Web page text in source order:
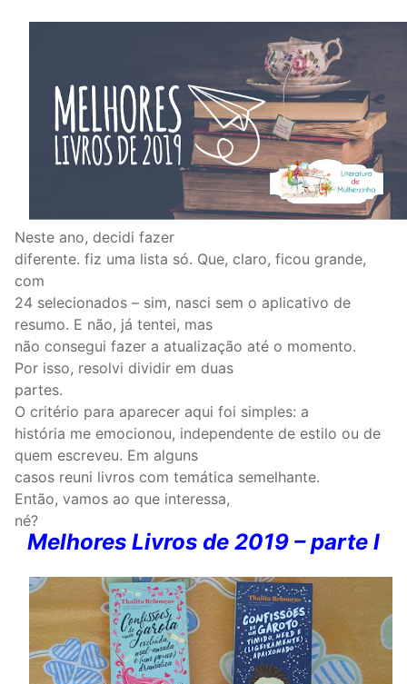
Neste ano, decidi fazer
diferente. fiz uma lista só. Que, claro, ficou grande,
com
24 selecionados – sim, nasci sem o aplicativo de
resumo. E não, já tentei, mas
não consegui fazer a atualização até o momento.
Por isso, resolvi dividir em duas
partes.
O critério para aparecer aqui foi simples: a
história me emocionou, independente de estilo ou de
quem escreveu. Em alguns
casos reuni livros com temática semelhante.
Então, vamos ao que interessa,
né?
Melhores Livros de 2019 – parte I